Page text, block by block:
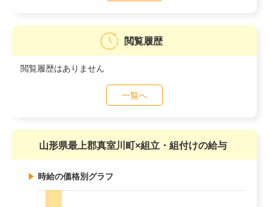
閲覧履歴
閲覧履歴はありません
一覧へ
山形県最上郡真室川町×組立・組付けの給与
時給の価格別グラフ